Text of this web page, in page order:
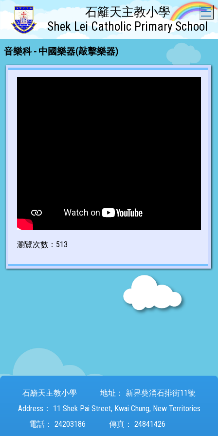
石籬天主教小學
Shek Lei Catholic Primary School
音樂科 - 中國樂器(敲擊樂器)
瀏覽次數：513
石籬天主教小學 地址：
新界葵涌石排街11號
Address：
11 Shek Pai Street, Kwai Chung, New Territories
電話： 24203186 傳真： 24841426